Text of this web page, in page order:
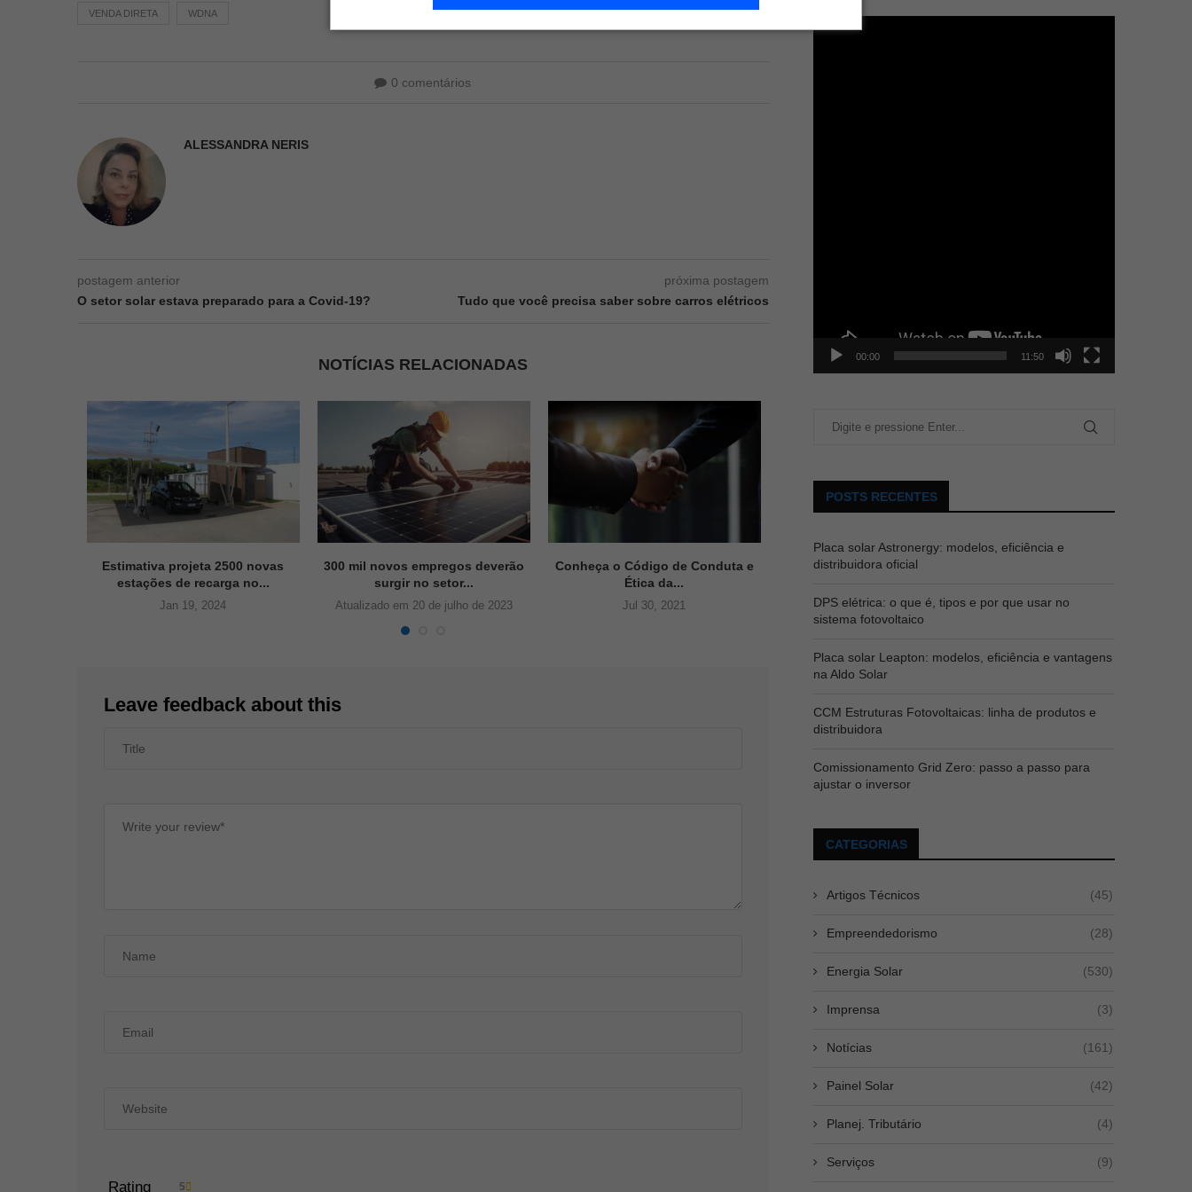
VENDA DIRETA WDNA
0 comentários
ALESSANDRA NERIS
postagem anterior
O setor solar estava preparado para a Covid-19?
próxima postagem
Tudo que você precisa saber sobre carros elétricos
NOTÍCIAS RELACIONADAS
Estimativa projeta 2500 novas
estações de recarga no...
Jan 19, 2024
300 mil novos empregos deverão
surgir no setor...
Atualizado em 20 de julho de 2023
Conheça o Código de Conduta e
Ética da...
Jul 30, 2021
Ações de Responsabilidade Social
Atualizado em 5 de janeiro de 2022 Atualizado em 3 de agosto de
Leave feedback about this
Rating 5
00:00 11:50
POSTS RECENTES
Placa solar Astronergy: modelos, eficiência e
distribuidora oficial
DPS elétrica: o que é, tipos e por que usar no
sistema fotovoltaico
Placa solar Leapton: modelos, eficiência e vantagens
na Aldo Solar
CCM Estruturas Fotovoltaicas: linha de produtos e
distribuidora
Comissionamento Grid Zero: passo a passo para
ajustar o inversor
CATEGORIAS
Artigos Técnicos (45)
Empreendedorismo (28)
Energia Solar (530)
Imprensa (3)
Notícias (161)
Painel Solar (42)
Planej. Tributário (4)
Serviços (9)